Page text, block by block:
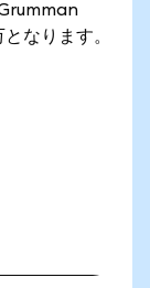
なります。